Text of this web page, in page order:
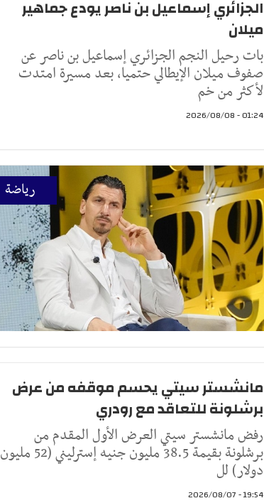
الجزائري إسماعيل بن ناصر يودع جماهير
ميلان
بات رحيل النجم الجزائري إسماعيل بن ناصر عن
صفوف ميلان الإيطالي حتميا، بعد مسيرة امتدت
لأكثر من خم
01:24 - 2026/08/08
رياضة
مانشستر سيتي يحسم موقفه من عرض
برشلونة للتعاقد مع رودري
رفض مانشستر سيتي العرض الأول المقدم من
برشلونة بقيمة 38.5 مليون جنيه إسترليني (52 مليون
دولار) لل
19:54 - 2026/08/07